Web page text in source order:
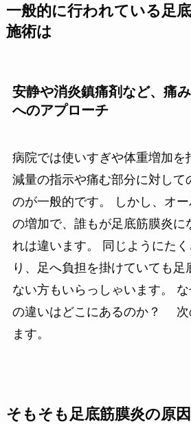
一般的に行われている足
施術は
安静や消炎鎮痛剤など、痛
へのアプローチ
病院では使いすぎや体重増加を
減量の指示や痛む部分に対して
のが一般的です。 しかし、オ
の増加で、誰もが足底筋膜炎に
れは違います。 同じようにた
り、足へ負担を掛けていても足
ない方もいらっしゃいます。
の違いはどこにあるのか？ 次
ます。
そもそも足底筋膜炎の原